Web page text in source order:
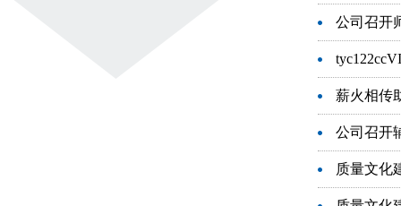
公司召开
薪火相传
公司召开